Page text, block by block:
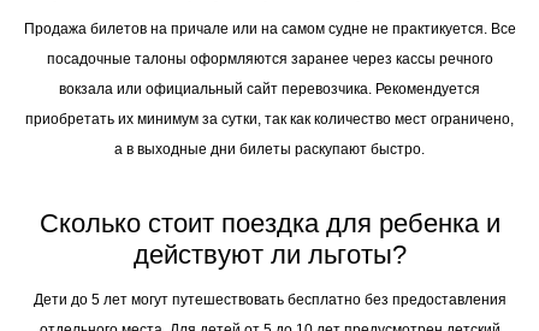
Продажа билетов на причале или на самом судне не практикуется. Все
посадочные талоны оформляются заранее через кассы речного
вокзала или официальный сайт перевозчика. Рекомендуется
приобретать их минимум за сутки, так как количество мест ограничено,
а в выходные дни билеты раскупают быстро.
Сколько стоит поездка для ребенка и
действуют ли льготы?
Дети до 5 лет могут путешествовать бесплатно без предоставления